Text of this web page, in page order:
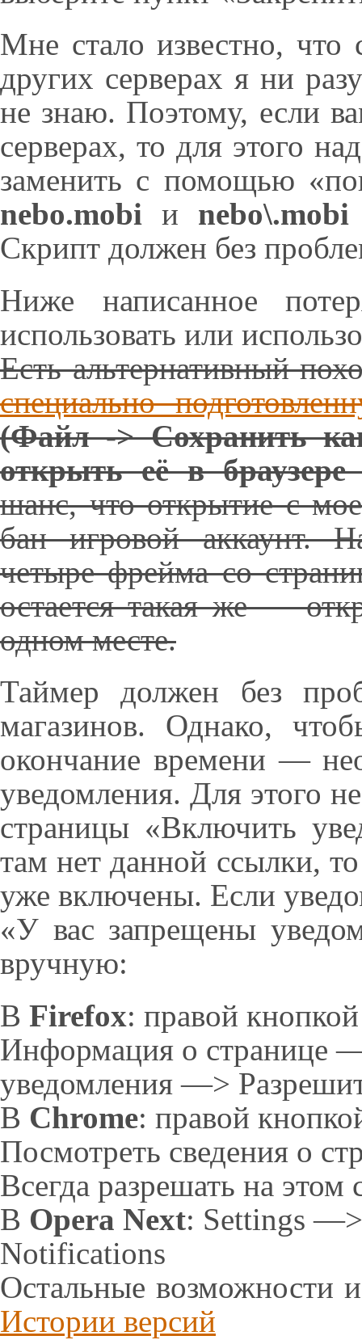
Мне стало известно, что
других серверах я ни
не знаю. Поэтому, если
серверах, то для этого
заменить с помощью
nebo.mobi и nebo\.mobi
Скрипт должен без
Ниже написанное
использовать или
Есть альтернативный
специально
(Файл -> Сохранить
открыть её в
шанс, что открытие с
бан игровой аккаунт.
четыре фрейма со
остается такая же —
одном месте.
Таймер должен без
магазинов. Однако,
окончание времени —
уведомления. Для этого
страницы «Включить
там нет данной ссылки,
уже включены. Если
«У вас запрещены
вручную:
В Firefox: правой
Информация о странице
уведомления —>
В Chrome: правой
Посмотреть сведения о
Всегда разрешать на этом
В Opera Next: Settings
Notifications
Остальные возможности
Истории версий